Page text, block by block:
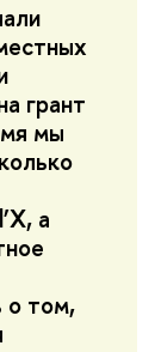
грант
мы
а
о том,